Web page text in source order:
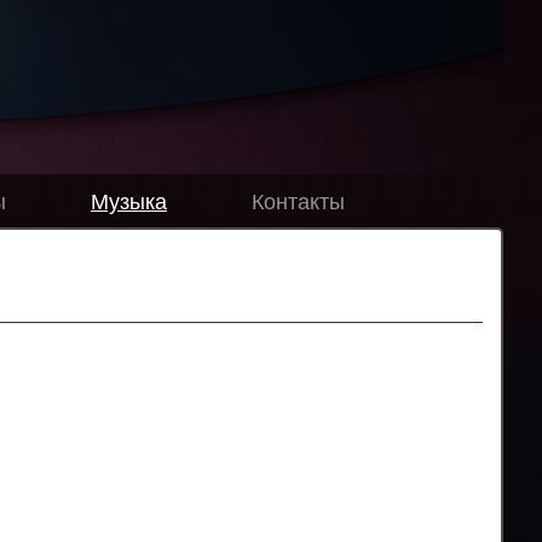
Музыка Контакты